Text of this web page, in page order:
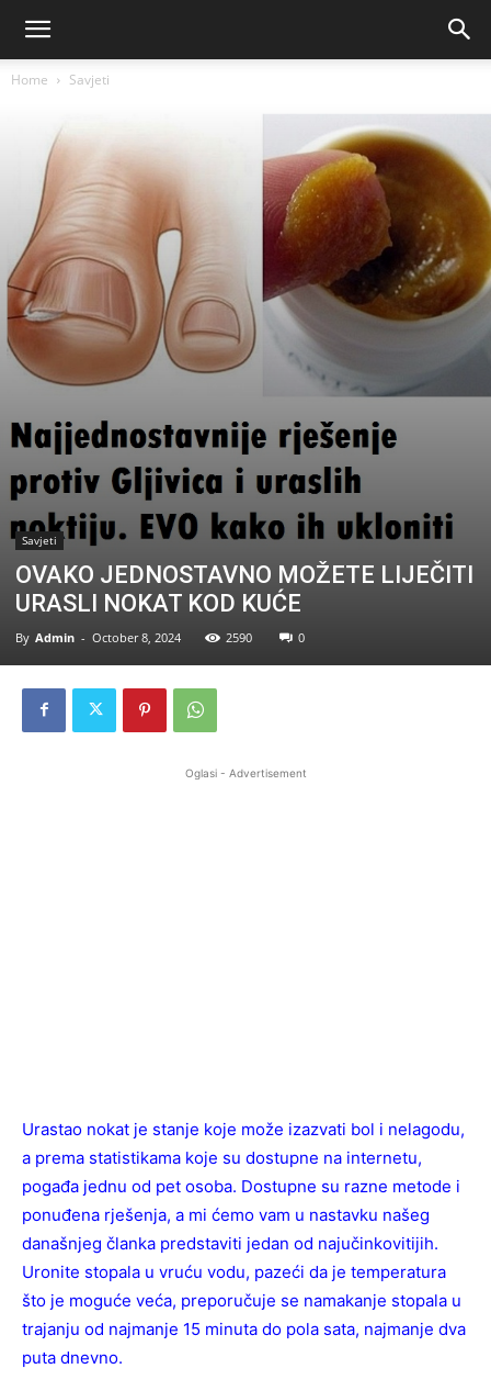
Home Savjeti
Savjeti
OVAKO JEDNOSTAVNO MOŽETE LIJEČITI
URASLI NOKAT KOD KUĆE
By Admin - October 8, 2024 2590 0
Oglasi - Advertisement
Urastao nokat je stanje koje može izazvati bol i nelagodu,
a prema statistikama koje su dostupne na internetu,
pogađa jednu od pet osoba. Dostupne su razne metode i
ponuđena rješenja, a mi ćemo vam u nastavku našeg
današnjeg članka predstaviti jedan od najučinkovitijih.
Uronite stopala u vruću vodu, pazeći da je temperatura
što je moguće veća, preporučuje se namakanje stopala u
trajanju od najmanje 15 minuta do pola sata, najmanje dva
puta dnevno.